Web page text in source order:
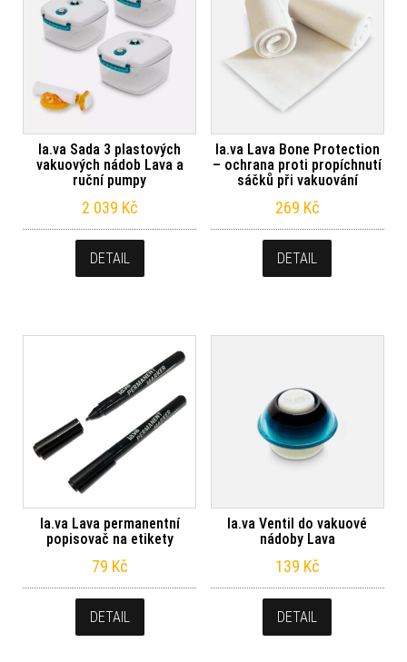
la.va Sada 3 plastových
vakuových nádob Lava a
ruční pumpy
2 039 Kč
DETAIL
la.va Lava Bone Protection
– ochrana proti propíchnutí
sáčků při vakuování
269 Kč
DETAIL
la.va Lava permanentní
popisovač na etikety
79 Kč
DETAIL
la.va Ventil do vakuové
nádoby Lava
139 Kč
DETAIL